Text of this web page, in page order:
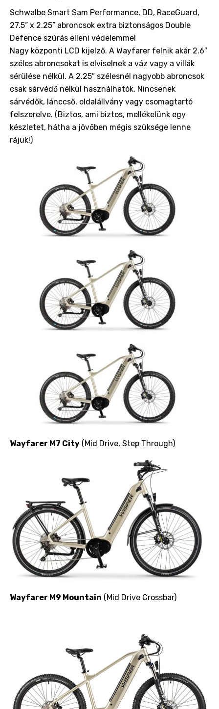
Schwalbe Smart Sam Performance, DD, RaceGuard,
27.5” x 2.25” abroncsok extra biztonságos Double
Defence szúrás elleni védelemmel
Nagy központi LCD kijelző. A Wayfarer felnik akár 2.6″
széles abroncsokat is elviselnek a váz vagy a villák
sérülése nélkül. A 2.25″ szélesnél nagyobb abroncsok
csak sárvédő nélkül használhatók. Nincsenek
sárvédők, lánccső, oldalállvány vagy csomagtartó
felszerelve. (Biztos, ami biztos, mellékelünk egy
készletet, hátha a jövőben mégis szüksége lenne
rájuk!)
Wayfarer M7 City (Mid Drive, Step Through)
Wayfarer M9 Mountain (Mid Drive Crossbar)